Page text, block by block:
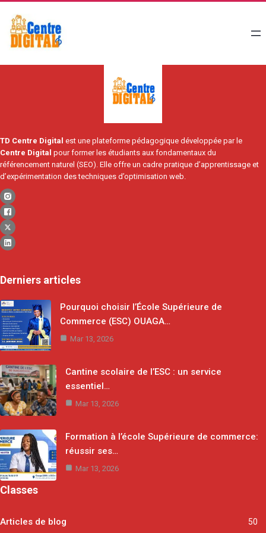
TD Centre Digital est une plateforme pédagogique développée par le
Centre Digital pour former les étudiants aux fondamentaux du
référencement naturel (SEO). Elle offre un cadre pratique d’apprentissage et
d’expérimentation des techniques d’optimisation web.
Derniers articles
Pourquoi choisir l’École Supérieure de
Commerce (ESC) OUAGA…
Mar 13, 2026
Cantine scolaire de l’ESC : un service
essentiel…
Mar 13, 2026
Formation à l’école Supérieure de commerce:
réussir ses…
Mar 13, 2026
Classes
Articles de blog 50